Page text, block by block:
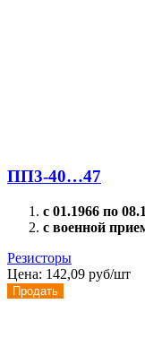
ПП3-40…47
с 01.1966 по
с военной
Резисторы
Цена: 142,09 руб/шт
Продать